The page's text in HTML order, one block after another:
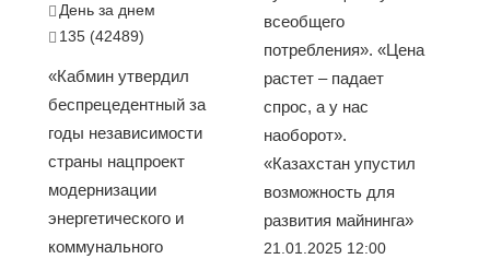
День за днем
135 (42489)
«Кабмин утвердил
беспрецедентный за
годы независимости
страны нацпроект
модернизации
энергетического и
коммунального
всеобщего
потребления». «Цена
растет – падает
спрос, а у нас
наоборот».
«Казахстан упустил
возможность для
развития майнинга»
21.01.2025 12:00